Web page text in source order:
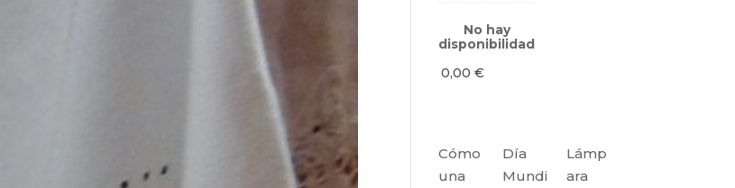
No hay
disponibilidad
0,00€
Cómo
una
Día
Mundi
Lámp
ara